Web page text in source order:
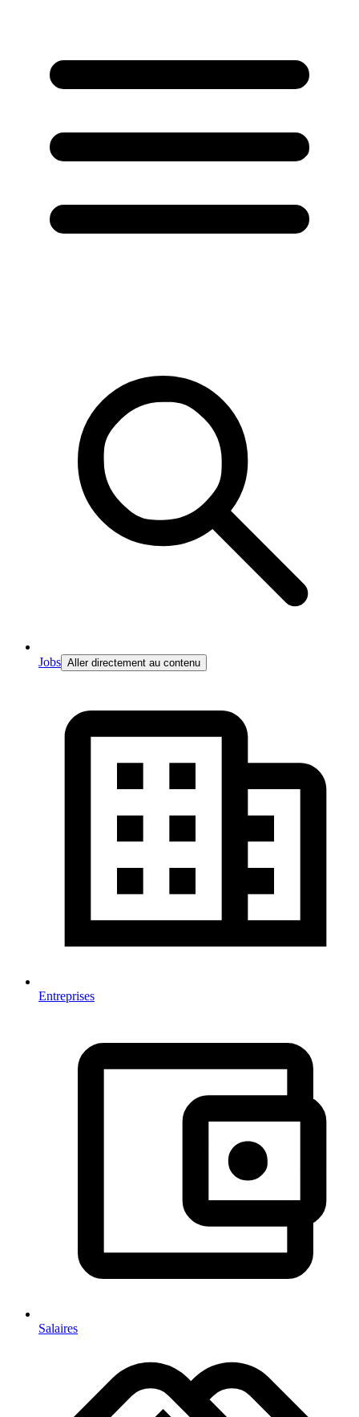
Jobs Aller directement au contenu
Entreprises
Salaires